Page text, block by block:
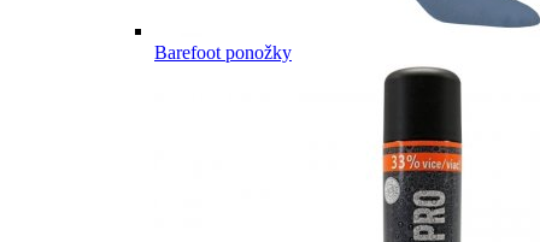
Barefoot ponožky